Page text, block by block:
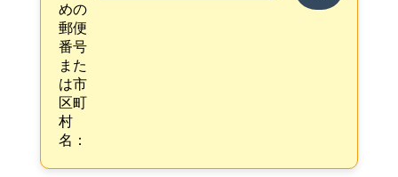
めの
郵便
番号
また
は市
区町
村
名：